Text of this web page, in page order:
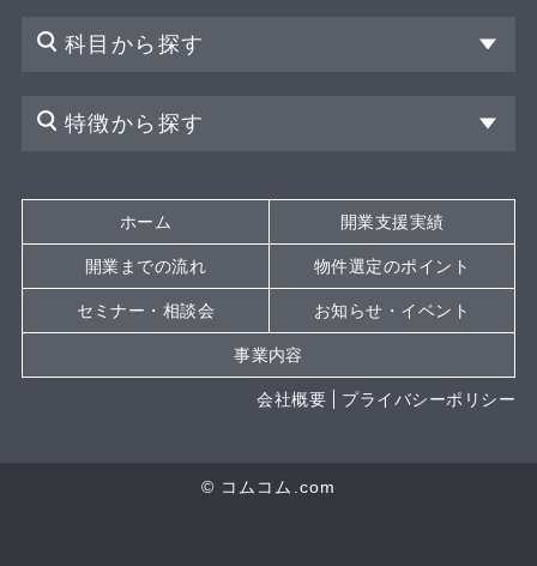
科目から探す
特徴から探す
ホーム 開業支援実績
開業までの流れ 物件選定のポイント
セミナー・相談会 お知らせ・イベント
事業内容
会社概要 プライバシーポリシー
© コムコム.com